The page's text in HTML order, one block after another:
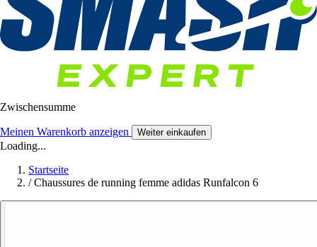
Zwischensumme
Meinen Warenkorb anzeigen Weiter einkaufen
Loading...
Startseite
/ Chaussures de running femme adidas Runfalcon 6